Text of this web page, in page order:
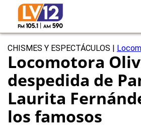
CHISMES Y ESPECTÁCULOS
Locomotora
despedida de
Laurita
los famosos